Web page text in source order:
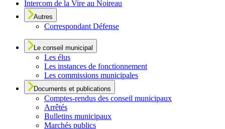
Intercom de la Vire au Noireau
Autres
Correspondant Défense
Le conseil municipal
Les élus
Les instances de fonctionnement
Les commissions municipales
Documents et publications
Comptes-rendus des conseil municipaux
Arrêtés
Bulletins municipaux
Marchés publics